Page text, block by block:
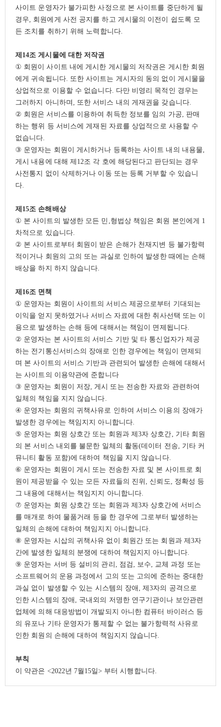
사이트 운영자가 불가피한 사정으로 본 사이트를 중단하게 될
경우, 회원에게 사전 공지를 하고 게시물의 이전이 쉽도록 모
든 조치를 취하기 위해 노력합니다.
제 14조 게시물에 대한 저작권
① 회원이 사이트 내에 게시한 게시물의 저작권은 게시한 회원
에게 귀속됩니다. 또한 사이트는 게시자의 동의 없이 게시물을
상업적으로 이용할 수 없습니다. 다만 비영리 목적인 경우는
그러하지 아니하며 , 또한 서비스 내의 게재권을 갖습니다.
② 회원은 서비스를 이용하여 취득한 정보를 임의 가공, 판매
하는 행위 등 서비스에 게재된 자료를 상업적으로 사용할 수
없습니다.
③ 운영자는 회원이 게시하거나 등록하는 사이트 내의 내용물,
게시 내용에 대해 제 12조 각 호에 해당된다고 판단되는 경우
사전통지 없이 삭제하거나 이동 또는 등록 거부할 수 있습니
다.
제 15조 손해배상
① 본 사이트의 발생한 모든 민 ,형법상 책임은 회원 본인에게 1
차적으로 있습니다.
② 본 사이트로부터 회원이 받은 손해가 천재지변 등 불가항력
적이거나 회원의 고의 또는 과실로 인하여 발생한 때에는 손해
배상을 하지 하지 않습니다.
제 16조 면책
① 운영자는 회원이 사이트의 서비스 제공으로부터 기대되는
이익을 얻지 못하였거나 서비스 자료에 대한 취사선택 또는 이
용으로 발생하는 손해 등에 대해서는 책임이 면제됩니다.
② 운영자는 본 사이트의 서비스 기반 및 타 통신업자가 제공
하는 전기통신서비스의 장애로 인한 경우에는 책임이 면제되
며 본 사이트의 서비스 기반과 관련되어 발생한 손해에 대해서
는 사이트의 이용약관에 준합니다
③ 운영자는 회원이 저장,게시 또는 전송한 자료와 관련하여
일체의 책임을 지지 않습니다.
④ 운영자는 회원의 귀책사유로 인하여 서비스 이용의 장애가
발생한 경우에는 책임지지 아니합니다.
⑤ 운영자는 회원 상호간 또는 회원과 제3자 상호간, 기타 회원
의 본 서비스 내외를 불문한 일체의 활동(데이터 전송, 기타 커
뮤니티 활동 포함)에 대하여 책임을 지지 않습니다.
⑥ 운영자는 회원이 게시 또는 전송한 자료 및 본 사이트로 회
원이 제공받을 수 있는 모든 자료들의 진위 , 신뢰도, 정확성 등
그 내용에 대해서는 책임지지 아니합니다.
⑦ 운영자는 회원 상호간 또는 회원과 제3자 상호간에 서비스
를 매개로 하여 물품거래 등을 한 경우에 그로부터 발생하는
일체의 손해에 대하여 책임지지 아니합니다.
⑧ 운영자는 시삽의 귀책사유 없이 회원간 또는 회원과 제 3자
간에 발생한 일체의 분쟁에 대하여 책임지지 아니합니다.
⑨ 운영자는 서버 등 설비의 관리 , 점검 , 보수, 교체 과정 또는
소프트웨어의 운용 과정에서 고의 또는 고의에 준하는 중대한
과실 없이 발생할 수 있는 시스템의 장애 ,제3자의 공격으로
인한 시스템의 장애 , 국내외의 저명한 연구기관이나 보안관련
업체에 의해 대응방법이 개발되지 아니한 컴퓨터 바이러스 등
의 유포나 기타 운영자가 통제할 수 없는 불가항력적 사유로
인한 회원의 손해에 대하여 책임지지 않습니다.
부칙
이 약관은 <2022년 7월 15일> 부터 시행합니다.